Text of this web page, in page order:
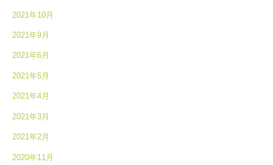
2021年10月
2021年9月
2021年6月
2021年5月
2021年4月
2021年3月
2021年2月
2020年11月